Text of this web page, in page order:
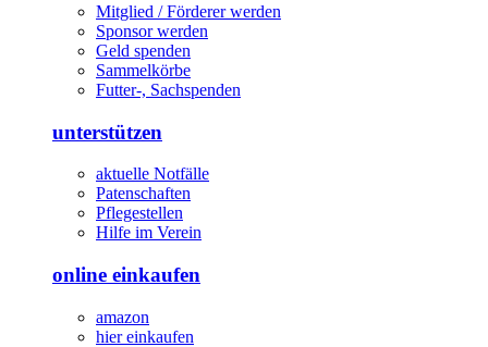
Mitglied / Förderer werden
Sponsor werden
Geld spenden
Sammelkörbe
Futter-, Sachspenden
unterstützen
aktuelle Notfälle
Patenschaften
Pflegestellen
Hilfe im Verein
online einkaufen
amazon
hier einkaufen